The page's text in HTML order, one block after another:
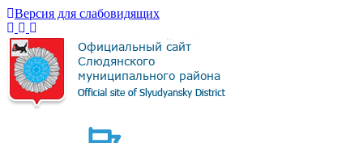
Версия для слабовидящих